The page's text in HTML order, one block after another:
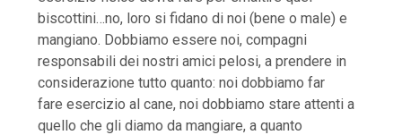
biscottini…no, loro si fidano di noi (bene o male) e
mangiano. Dobbiamo essere noi, compagni
responsabili dei nostri amici pelosi, a prendere in
considerazione tutto quanto: noi dobbiamo far
fare esercizio al cane, noi dobbiamo stare attenti a
quello che gli diamo da mangiare, a quanto